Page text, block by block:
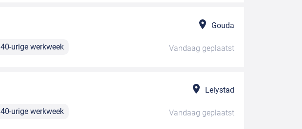
Gouda
40-urige werkweek Vandaag geplaatst
Lelystad
40-urige werkweek Vandaag geplaatst